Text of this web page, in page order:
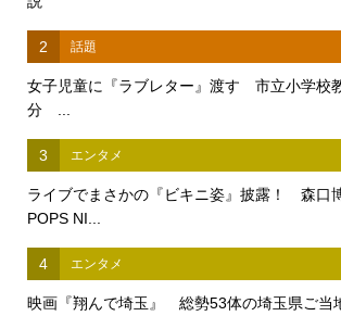
2 話題
女子児童に『ラブレター』渡す 市立小学校
分 ...
3 エンタメ
ライブでまさかの『ビキニ姿』披露！ 森口
POPS NI...
4 エンタメ
映画『翔んで埼玉』 総勢53体の埼玉県ご当